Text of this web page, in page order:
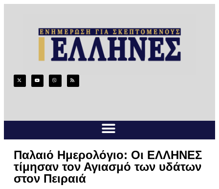
Παλαιό Ημερολόγιο: Οι ΕΛΛΗΝΕΣ
τίμησαν τον Αγιασμό των υδάτων
στον Πειραιά